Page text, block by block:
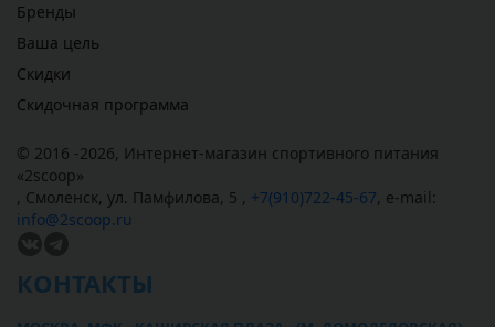
Бренды
Ваша цель
Скидки
Скидочная программа
© 2016 -2026, Интернет-магазин спортивного питания
«2scoop»
, Смоленск, ул. Памфилова, 5 , +7(910)722-45-67, e-mail:
info@2scoop.ru
КОНТАКТЫ